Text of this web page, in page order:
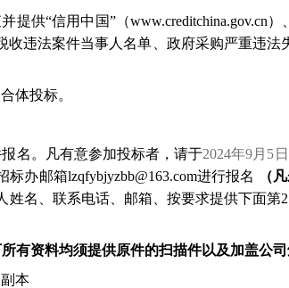
提供“信用中国”（www.creditchina.gov.cn）
收违法案件当事人名单、政府采购严重违
体投标。
名。凡有意参加投标者，请于2024年9月 5
标办邮箱lzqfybjyzbb@163.com进行报名
（
姓名、联系电话、邮箱、按要求提供下面第2
有资料均须提供原件的扫描件以及加盖公司
本